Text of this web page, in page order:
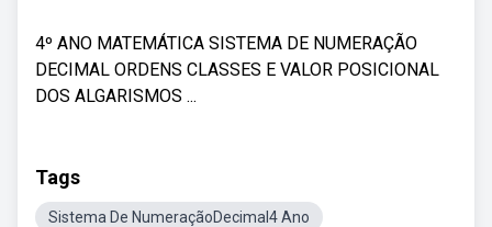
4º ANO MATEMÁTICA SISTEMA DE NUMERAÇÃO
DECIMAL ORDENS CLASSES E VALOR POSICIONAL
DOS ALGARISMOS ...
Tags
Sistema De NumeraçãoDecimal4 Ano